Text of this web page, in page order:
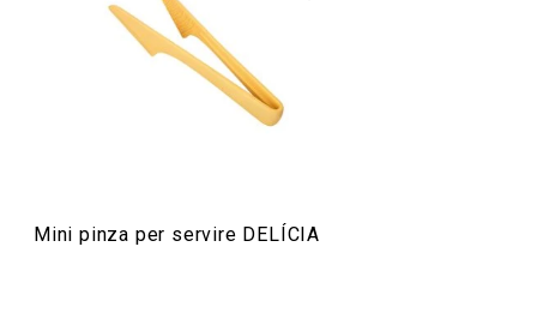
Cuocere in forno
Preparazione degli alimenti
Mini pinza per servire DELÍCIA